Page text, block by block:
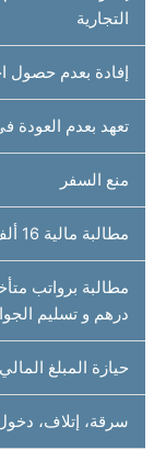
التجارية
إفادة بعدم حصول
تعهد بعدم العودة
منع السفر
مطالبة مالية 16 ألف درهم (إقرار بالمديوينة)
درهم و تسليم
حيازة المبلغ
سرقة، إتلاف،